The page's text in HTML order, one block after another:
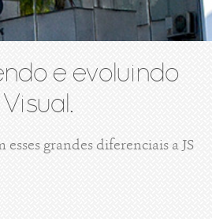
e evoluindo
grandes diferenciais a JS